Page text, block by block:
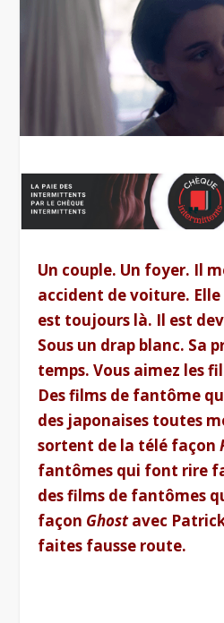
Un couple. Un foyer. Il
accident de voiture.
est toujours là. Il est
Sous un drap blanc. Sa
temps. Vous aimez les
Des films de fantôme
des japonaises toutes
sortent de la télé façon
fantômes qui font rire
des films de fantômes
façon Ghostavec
faites fausse route.